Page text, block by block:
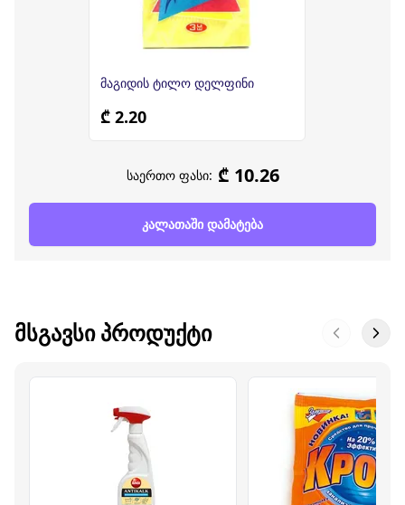
მაგიდის ტილო დელფინი
₾ 2.20
საერთო ფასი: ₾ 10.26
კალათაში დამატება
ᲛᲡᲒᲐᲕᲡᲘ ᲞᲠᲝᲓᲣᲥᲢᲘ